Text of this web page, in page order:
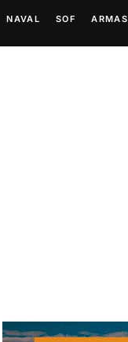
NAVAL SOF ARMAS